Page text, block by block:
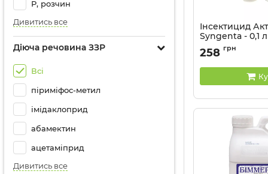
Р, розчин
Дивитись все
Діюча речовина ЗЗР
Всі
піриміфос-метил
імідаклоприд
абамектин
ацетаміприд
Дивитись все
Інсектицид
Syngenta - 0,1 л
Артикул: 13023018
258 грн